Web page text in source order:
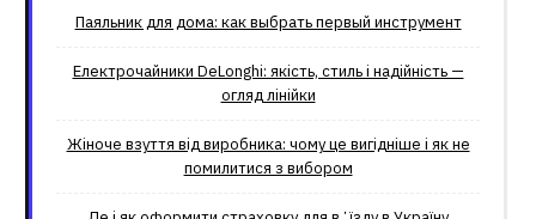
Паяльник для дома: как выбрать первый инструмент
Електрочайники DeLonghi: якість, стиль і надійність —
огляд лінійки
Жіноче взуття від виробника: чому це вигідніше і як не
помилитися з вибором